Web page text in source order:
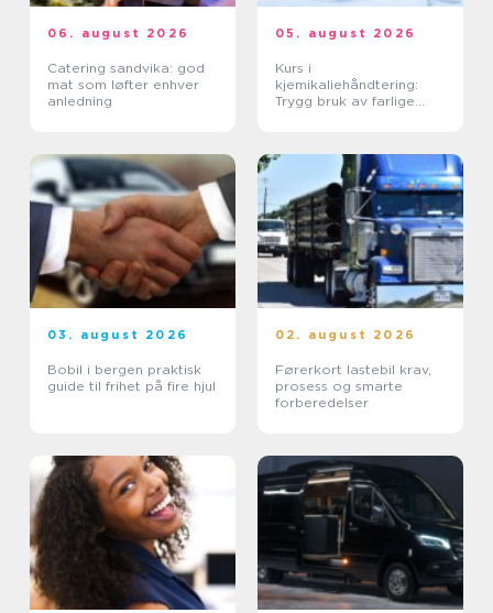
06. august 2026
Catering sandvika: god
mat som løfter enhver
anledning
05. august 2026
Kurs i
kjemikaliehåndtering:
Trygg bruk av farlige
03. august 2026
Bobil i bergen praktisk
guide til frihet på fire hjul
02. august 2026
Førerkort lastebil krav,
prosess og smarte
forberedelser